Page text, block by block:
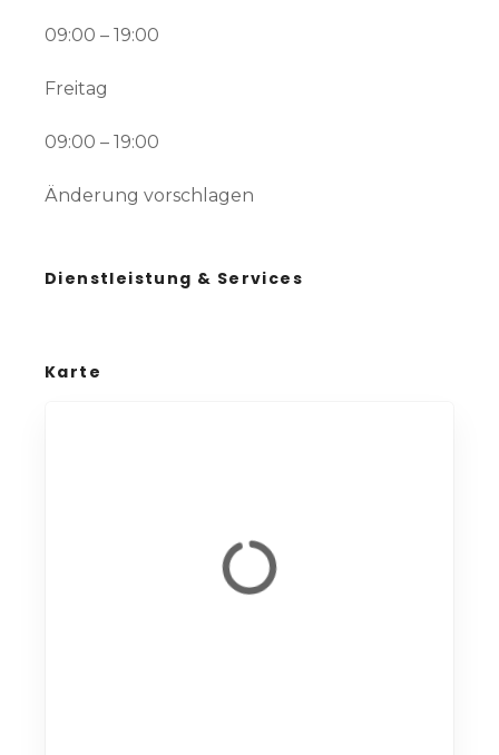
09:00 – 19:00
Freitag
09:00 – 19:00
Änderung vorschlagen
Dienstleistung & Services
Karte